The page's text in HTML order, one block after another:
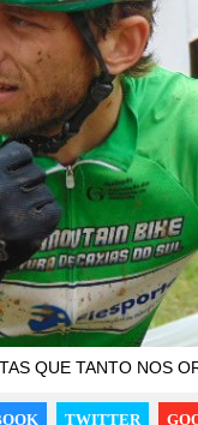
QUE TANTO NOS
TWITTER